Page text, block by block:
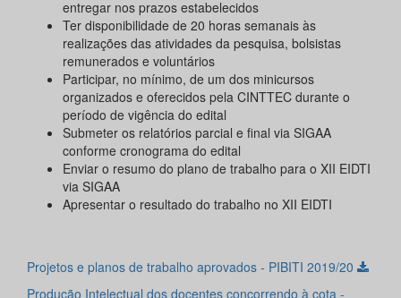
entregar nos prazos estabelecidos
Ter disponibilidade de 20 horas semanais às
realizações das atividades da pesquisa, bolsistas
remunerados e voluntários
Participar, no mínimo, de um dos minicursos
organizados e oferecidos pela CINTTEC durante o
período de vigência do edital
Submeter os relatórios parcial e final via SIGAA
conforme cronograma do edital
Enviar o resumo do plano de trabalho para o XII EIDTI
via SIGAA
Apresentar o resultado do trabalho no XII EIDTI
Projetos e planos de trabalho aprovados - PIBITI 2019/20
Produção Intelectual dos docentes concorrendo à cota -